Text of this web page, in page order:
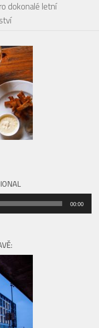
dokonalé letní
00:00